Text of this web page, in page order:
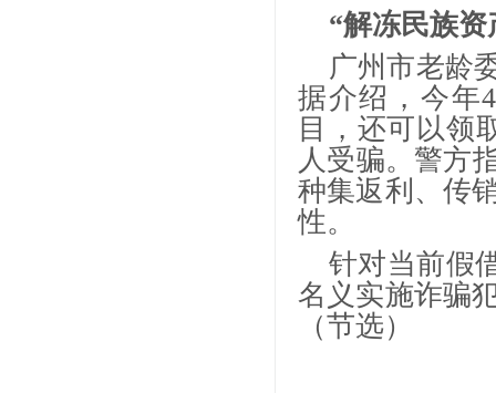
“解冻民族
广州市老龄
据介绍，今年
目，还可以领
人受骗。警方
种集返利、传
性。
针对当前假
名义实施诈骗
（节选）